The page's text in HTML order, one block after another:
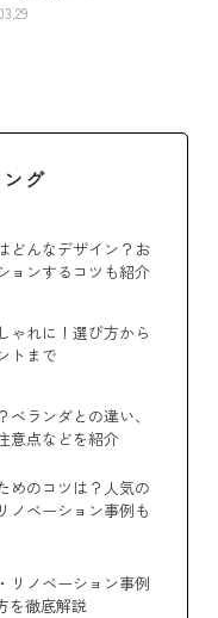
グ
どんなデザイン？お
ョンするコツも紹介
ゃれに！選び方から
トまで
ランダとの違い、
意点などを紹介
めのコツは？人気の
ノベーション事例も
リノベーション事例
を徹底解説